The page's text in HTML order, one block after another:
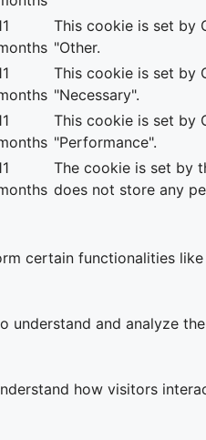
This cookie is set by
"Other.
This cookie is set by
"Necessary".
This cookie is set by
"Performance".
The cookie is set by
does not store any
certain functionalities
understand and analyze
how visitors